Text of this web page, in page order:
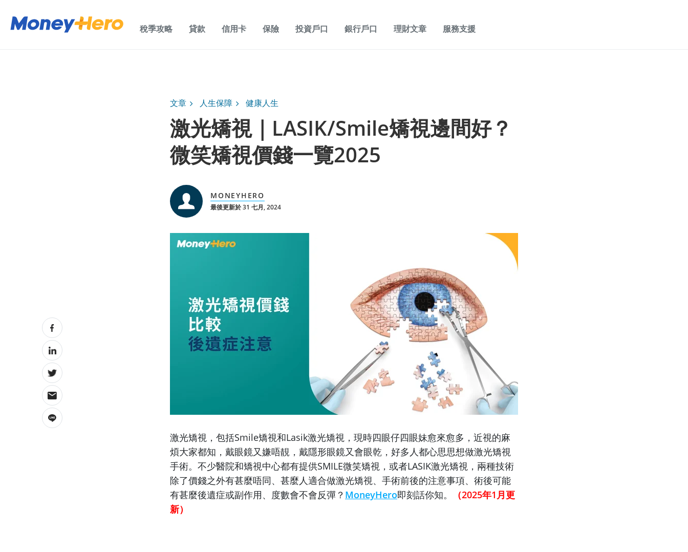
稅季攻略 貸款 信用卡 保險 投資戶口 銀行戶口 理財文章 服務支援
文章 人生保障 健康人生
激光矯視｜LASIK/Smile矯視邊間好？
微笑矯視價錢一覽2025
MONEYHERO
最後更新於 31 七月, 2024
激光矯視，包括Smile矯視和Lasik激光矯視，現時四眼仔四眼妹愈來愈多，近視的麻
煩大家都知，戴眼鏡又嫌唔靚，戴隱形眼鏡又會眼乾，好多人都心思思想做激光矯視
手術。不少醫院和矯視中心都有提供SMILE微笑矯視，或者LASIK激光矯視，兩種技術
除了價錢之外有甚麼唔同、甚麼人適合做激光矯視、手術前後的注意事項、術後可能
有甚麼後遺症或副作用、度數會不會反彈？ MoneyHero即刻話你知。
（2025年1月更
新）